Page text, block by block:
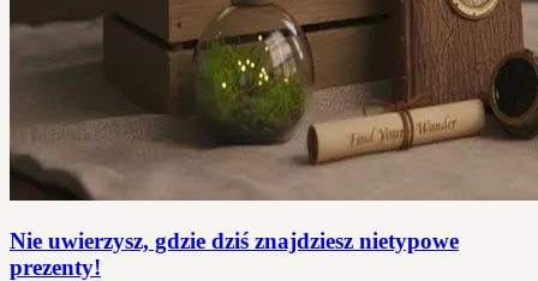
Nie uwierzysz, gdzie dziś znajdziesz nietypowe
prezenty!